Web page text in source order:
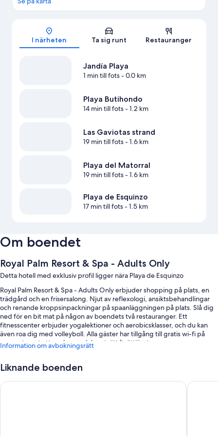
I närheten Ta sig runt Restauranger
Jandía Playa
1 min till fots- 0.0 km
Playa Butihondo
14 min till fots- 1.2 km
Las Gaviotas strand
19 min till fots- 1.6 km
Playa del Matorral
19 min till fots- 1.6 km
Playa de Esquinzo
17 min till fots- 1.5 km
Om boendet
Royal Palm Resort & Spa - Adults Only
Detta hotell med exklusiv profil ligger nära Playa de Esquinzo
Royal Palm Resort & Spa - Adults Only erbjuder shopping på plats, en
trädgård och en frisersalong. Njut av reflexologi, ansiktsbehandlingar
och renande kroppsinpackningar på spaanläggningen på plats. Slå dig
ned för en bit mat på någon av boendets två restauranger. Ett
fitnesscenter erbjuder yogalektioner och aerobicsklasser, och du kan
även roa dig med volleyboll. Alla gäster har tillgång till gratis wi-fi på
rummet samt ett spelrum och kemtvätt/tvättjänster.
2 utomhuspooler och en inomhuspool
Information om avbokningsrätt
Liknande boenden
TUI MAGIC LIFE Fuerteventura